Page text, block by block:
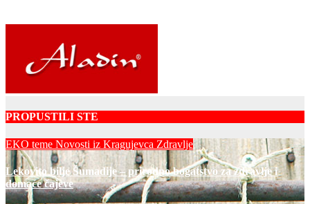
PROPUSTILI STE
EKO teme Novosti iz Kragujevca Zdravlje
Lekovito bilje Šumadije – prirodno bogatstvo za zdravlje i
domaće čajeve